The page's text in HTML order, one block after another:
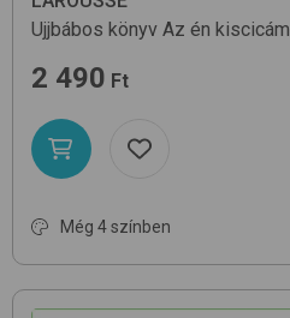
Ujjbábos könyv Az én kiscicám
2 490 Ft
Még 4 színben